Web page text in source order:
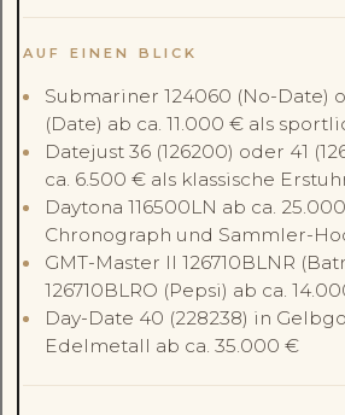
AUF EINEN BLICK
Submariner 124060 (No-Date)
(Date) ab ca. 11.000 € als
Datejust 36 (126200) oder 41
ca. 6.500 € als klassische
Daytona 116500LN ab ca.
Chronograph und Sammler-
GMT-Master II 126710BLNR
126710BLRO (Pepsi) ab ca.
Day-Date 40 (228238) in
Edelmetall ab ca. 35.000 €